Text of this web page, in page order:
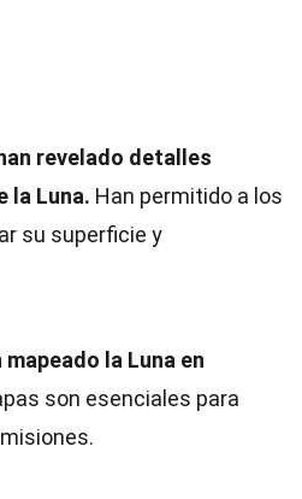
revelado detalles
la Luna. Han permitido a los
su superficie y
la Luna en
son esenciales para